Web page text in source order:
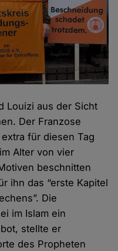
Louizi aus der Sicht
Der Franzose
für diesen Tag
Alter von vier
beschnitten
ihn das “erste Kapitel
Die
im Islam ein
stellte er
des Propheten